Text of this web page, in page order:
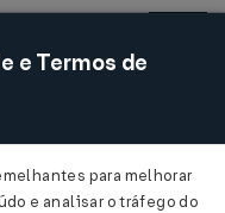
Acessar
e Termos de
para melhorar
e analisar o tráfego do